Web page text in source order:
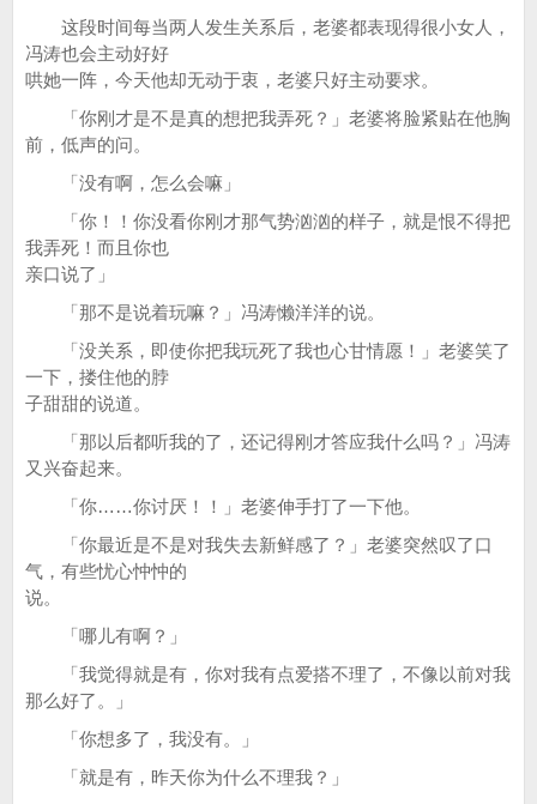
这段时间每当两人发生关系后，老婆都表现得很小女人，
冯涛也会主动好好
哄她一阵，今天他却无动于衷，老婆只好主动要求。
「你刚才是不是真的想把我弄死？」老婆将脸紧贴在他胸
前，低声的问。
「没有啊，怎么会嘛」
「你！！你没看你刚才那气势汹汹的样子，就是恨不得把
我弄死！而且你也
亲口说了」
「那不是说着玩嘛？」冯涛懒洋洋的说。
「没关系，即使你把我玩死了我也心甘情愿！」老婆笑了
一下，搂住他的脖
子甜甜的说道。
「那以后都听我的了，还记得刚才答应我什么吗？」冯涛
又兴奋起来。
「你……你讨厌！！」老婆伸手打了一下他。
「你最近是不是对我失去新鲜感了？」老婆突然叹了口
气，有些忧心忡忡的
说。
「哪儿有啊？」
「我觉得就是有，你对我有点爱搭不理了，不像以前对我
那么好了。」
「你想多了，我没有。」
「就是有，昨天你为什么不理我？」